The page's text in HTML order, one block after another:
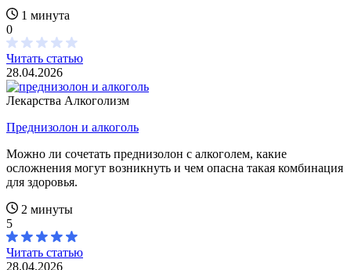
1 минута
0
Читать статью
28.04.2026
Лекарства Алкоголизм
Преднизолон и алкоголь
Можно ли сочетать преднизолон с алкоголем, какие
осложнения могут возникнуть и чем опасна такая комбинация
для здоровья.
2 минуты
5
Читать статью
28.04.2026